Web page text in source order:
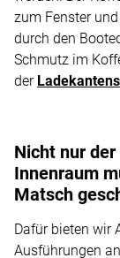
zum Fenster
durch den
Schmutz im
der
Nicht nur
Innenraum
Matsch
Dafür bieten wir
Ausführungen